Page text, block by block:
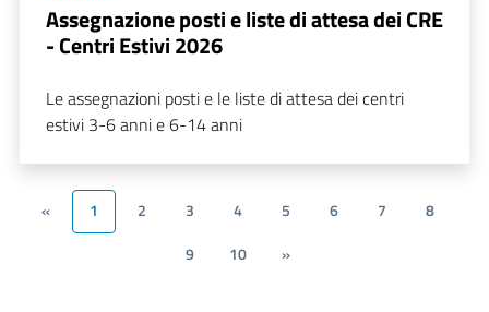
Assegnazione posti e liste di attesa dei CRE
- Centri Estivi 2026
Le assegnazioni posti e le liste di attesa dei centri
estivi 3-6 anni e 6-14 anni
« 1 2 3 4 5 6 7
8
9
10 »